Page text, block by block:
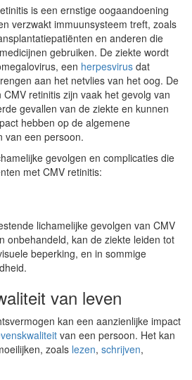
is een ernstige oogaandoening
verzwakt immuunsysteem treft, zoals
en anderen die
gebruiken. De ziekte wordt
een herpesvirus dat
aan het netvlies van het oog. De
retinitis zijn vaak het gevolg van
gevallen van de ziekte en kunnen
hebben op de algemene
van een persoon.
gevolgen en complicaties die
met CMV retinitis:
lichamelijke gevolgen van CMV
onbehandeld, kan de ziekte leiden tot
beperking, en in sommige
van leven
kan een aanzienlijke impact
van een persoon. Het kan
zoals lezen, schrijven,